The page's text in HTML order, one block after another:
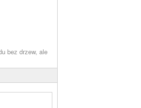
bez drzew, ale